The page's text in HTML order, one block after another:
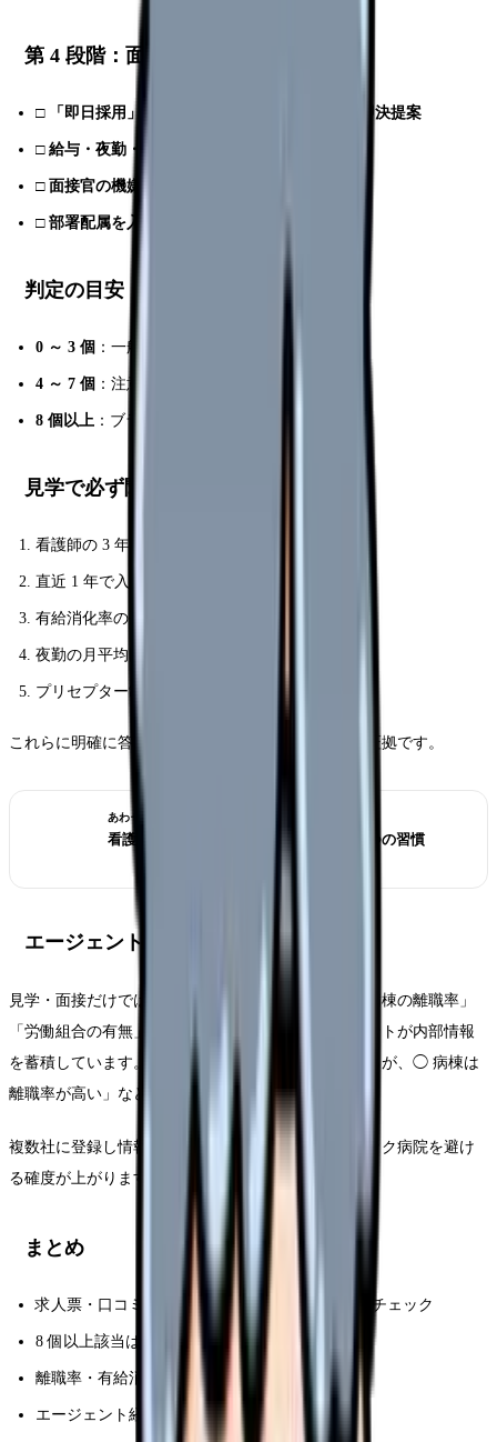
第 4 段階：面接時のチェック（4 項目）
□ 「即日採用」「明日から来てほしい」などの即決提案
□ 給与・夜勤・有給の質問に明確に答えない
□ 面接官の機嫌が悪い・高圧的
□ 部署配属を入職後に決めると言われる
判定の目安
0 ～ 3 個 ：一般的な病院。入職 OK
4 ～ 7 個 ：注意信号。深掘り質問で確認
8 個以上 ：ブラック確度高。回避推奨
見学で必ず聞く質問
看護師の 3 年以内離職率を教えてください
直近 1 年で入職した看護師の在籍状況は？
有給消化率の平均は？
夜勤の月平均回数と、希望が通るかの割合は？
プリセプター制度の具体的な運用は？
これらに明確に答えられない病院は内部管理が甘い証拠です。
あわせて読みたい
看護師の自己肯定感が低い｜取り戻す 5 つの習慣
エージェント経由で内部情報を取る
見学・面接だけでは見えない「師長の性格」「特定病棟の離職率」
「労働組合の有無」は、看護師専門の転職エージェントが内部情報
を蓄積しています。「この病院は見学では良く見えるが、◯ 病棟は
離職率が高い」など具体的な助言がもらえます。
複数社に登録し情報を比較すると偏りがなく、ブラック病院を避け
る確度が上がります。
まとめ
求人票・口コミ・見学・面接の 4 段階で 20 項目チェック
8 個以上該当はブラック濃厚
離職率・有給消化率・夜勤回数は必ず質問
エージェント経由の内部情報で失敗を防ぐ